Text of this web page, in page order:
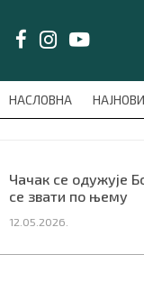
НАСЛОВНА
meni');
Чачак се одужује
се звати по њему
12.05.2026.
LAT/ЋИР
НОВИ САД